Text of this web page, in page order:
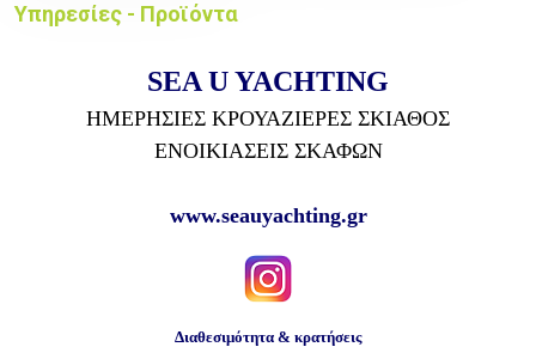
Υπηρεσίες - Προϊόντα
SEA U YACHTING
ΗΜΕΡΗΣΙΕΣ ΚΡΟΥΑΖΙΕΡΕΣ ΣΚΙΑΘΟΣ
ΕΝΟΙΚΙΑΣΕΙΣ ΣΚΑΦΩΝ
www.seauyachting.gr
Διαθεσιμότητα & κρατήσεις